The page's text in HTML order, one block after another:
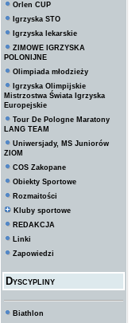
Orlen CUP
Igrzyska STO
Igrzyska lekarskie
ZIMOWE IGRZYSKA
POLONIJNE
Olimpiada młodzieży
Igrzyska Olimpijskie
Mistrzostwa Świata Igrzyska
Europejskie
Tour De Pologne Maratony
LANG TEAM
Uniwersjady, MS Juniorów
ZIOM
COS Zakopane
Obiekty Sportowe
Rozmaitości
Kluby sportowe
REDAKCJA
Linki
Zapowiedzi
Dyscypliny
Biathlon